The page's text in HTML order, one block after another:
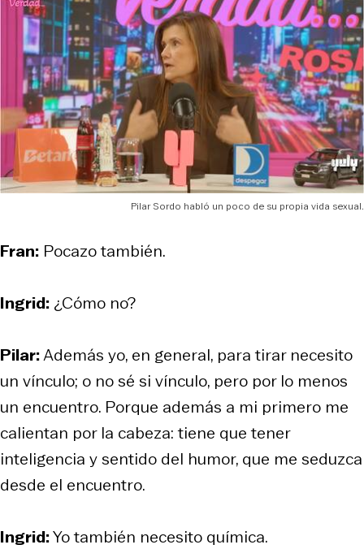
Pilar Sordo habló un poco de su propia vida sexual.
Fran: Pocazo también.
Ingrid: ¿Cómo no?
Pilar:Además yo, en general, para tirar necesito
un vínculo; o no sé si vínculo, pero por lo menos
un encuentro. Porque además a mi primero me
calientan por la cabeza: tiene que tener
inteligencia y sentido del humor, que me seduzca
desde el encuentro.
Ingrid:Yo también necesito química.